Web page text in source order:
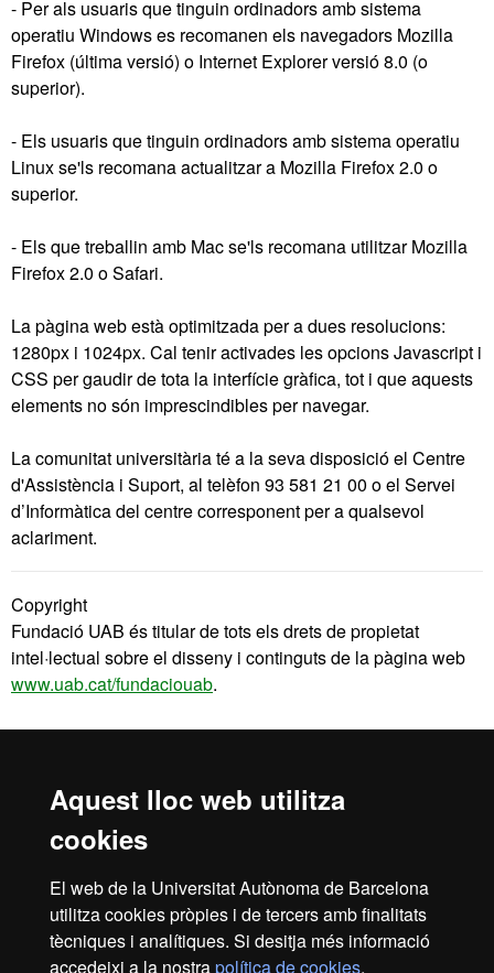
Aquest lloc web utilitza
cookies
El web de la Universitat Autònoma de Barcelona
utilitza cookies pròpies i de tercers amb finalitats
tècniques i analítiques. Si desitja més informació
accedeixi a la nostrapolítica de cookies.
- Per als usuaris que tinguin ordinadors amb sistema
operatiu Windows es recomanen els navegadors Mozilla
Firefox (última versió) o Internet Explorer versió 8.0 (o
superior).
- Els usuaris que tinguin ordinadors amb sistema operatiu
Linux se'ls recomana actualitzar a Mozilla Firefox 2.0 o
superior.
- Els que treballin amb Mac se'ls recomana utilitzar Mozilla
Firefox 2.0 o Safari.
La pàgina web està optimitzada per a dues resolucions:
1280px i 1024px. Cal tenir activades les opcions Javascript i
CSS per gaudir de tota la interfície gràfica, tot i que aquests
elements no són imprescindibles per navegar.
La comunitat universitària té a la seva disposició el Centre
d'Assistència i Suport, al telèfon 93 581 21 00 o el Servei
d’Informàtica del centre corresponent per a qualsevol
aclariment.
Copyright
Fundació UAB és titular de tots els drets de propietat
intel·lectual sobre el disseny i continguts de la pàgina web
www.uab.cat/fundaciouab.
Fundació UAB és titular dels drets de propietat industrial
relatius a les marques registrades.
Canal intern d'informació Protecció de dades
Sobre el web